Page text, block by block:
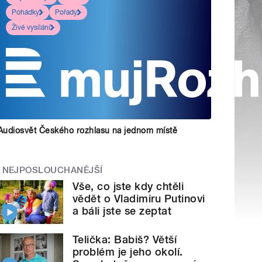
Pohádky
Pořady
Živé vysílání
Českého rozhlasu na jednom místě
NEJPOSLOUCHANĚJŠÍ
Vše, co jste kdy chtěli
vědět o Vladimiru Putinovi
a báli jste se zeptat
Telička: Babiš? Větší
problém je jeho okolí.